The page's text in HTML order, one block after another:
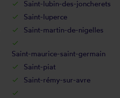
Saint-lubin-des-joncherets
Saint-luperce
Saint-martin-de-nigelles
Saint-maurice-saint-germain
Saint-piat
Saint-rémy-sur-avre